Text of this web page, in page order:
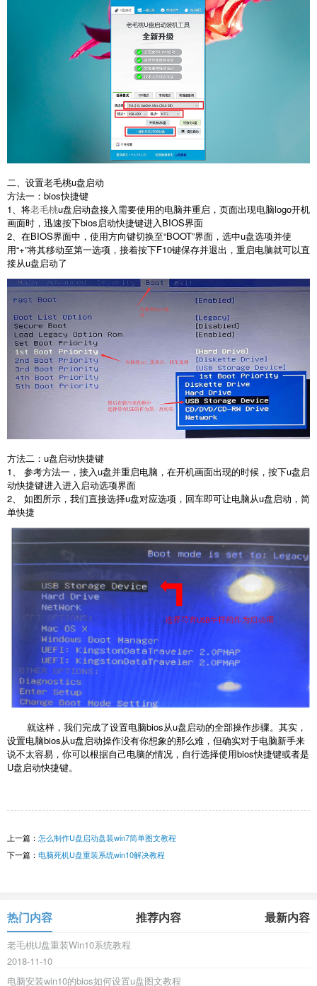
二、设置老毛桃u盘启动
方法一：bios快捷键
1、将老毛桃u盘启动盘接入需要使用的电脑并重启，页面出现电脑logo开机
画面时，迅速按下bios启动快捷键进入BIOS界面
2、在BIOS界面中，使用方向键切换至“BOOT”界面，选中u盘选项并使
用“+”将其移动至第一选项，接着按下F10键保存并退出，重启电脑就可以直
接从u盘启动了
方法二：u盘启动快捷键
1、 参考方法一，接入u盘并重启电脑，在开机画面出现的时候，按下u盘启
动快捷键进入进入启动选项界面
2、 如图所示，我们直接选择u盘对应选项，回车即可让电脑从u盘启动，简
单快捷
就这样，我们完成了设置电脑bios从u盘启动的全部操作步骤。其实，
设置电脑bios从u盘启动操作没有你想象的那么难，但确实对于电脑新手来
说不太容易，你可以根据自己电脑的情况，自行选择使用bios快捷键或者是
U盘启动快捷键。
上一篇： 怎么制作U盘启动盘装win7简单图文教程
下一篇： 电脑死机U盘重装系统win10解决教程
热门内容 推荐内容 最新内容
老毛桃U盘重装Win10系统教程
2018-11-10
电脑安装win10的bios如何设置u盘图文教程